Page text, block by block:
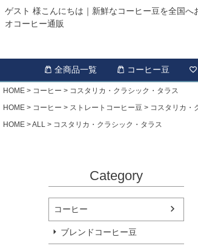
ゲスト 様こんにちは｜新鮮なコーヒー豆を全国
オコーヒー通販
全商品一覧 コーヒー豆
HOME コーヒー
コスタリカ・クラシック・タラス
HOME
コーヒー ストレートコーヒー豆
コスタリカ・
HOME
ALL コスタリカ・クラシック・タラス
Category
コーヒー
ブレンドコーヒー豆